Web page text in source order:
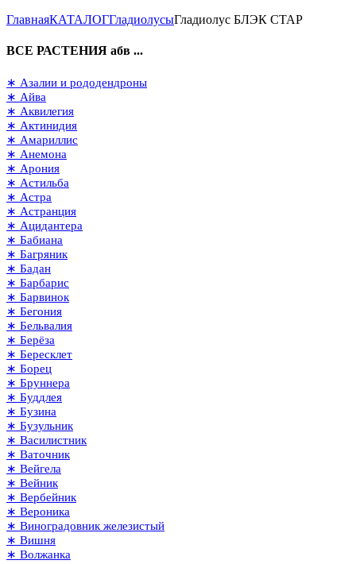
ГлавнаяКАТАЛОГГладиолусыГладиолус БЛЭК СТАР
ВСЕ РАСТЕНИЯ абв ...
∗ Азалии и рододендроны
∗ Айва
∗ Аквилегия
∗ Актинидия
∗ Амариллис
∗ Анемона
∗ Арония
∗ Астильба
∗ Астра
∗ Астранция
∗ Ацидантера
∗ Бабиана
∗ Багряник
∗ Бадан
∗ Барбарис
∗ Барвинок
∗ Бегония
∗ Бельвалия
∗ Берёза
∗ Бересклет
∗ Борец
∗ Бруннера
∗ Буддлея
∗ Бузина
∗ Бузульник
∗ Василистник
∗ Ваточник
∗ Вейгела
∗ Вейник
∗ Вербейник
∗ Вероника
∗ Виноградовник железистый
∗ Вишня
∗ Волжанка